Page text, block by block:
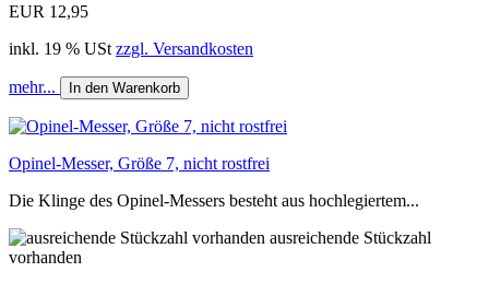
EUR 12,95
inkl. 19 % USt zzgl. Versandkosten
mehr... In den Warenkorb
Opinel-Messer, Größe 7, nicht rostfrei
Die Klinge des Opinel-Messers besteht aus hochlegiertem...
ausreichende Stückzahl
vorhanden